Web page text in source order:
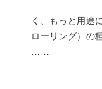
く、もっと用途
ローリング）の
……